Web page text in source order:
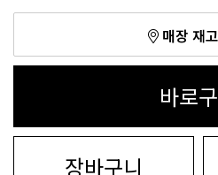
매장 재
바로
장바구니